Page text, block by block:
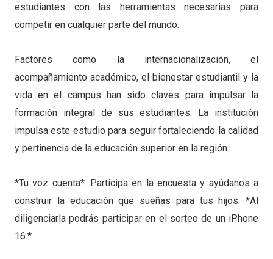
estudiantes con las herramientas necesarias para
competir en cualquier parte del mundo.
Factores como la internacionalización, el
acompañamiento académico, el bienestar estudiantil y la
vida en el campus han sido claves para impulsar la
formación integral de sus estudiantes. La institución
impulsa este estudio para seguir fortaleciendo la calidad
y pertinencia de la educación superior en la región.
*Tu voz cuenta*. Participa en la encuesta y ayúdanos a
construir la educación que sueñas para tus hijos. *Al
diligenciarla podrás participar en el sorteo de un iPhone
16.*